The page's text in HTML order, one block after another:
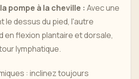
pompe à la cheville : Avec une
le dessus du pied, l'autre
en flexion plantaire et dorsale,
lymphatique.
: inclinez toujours